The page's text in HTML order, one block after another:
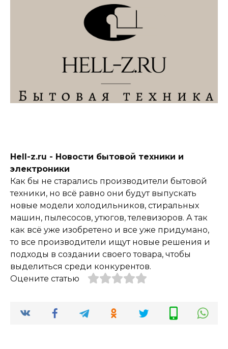
Hell-z.ru - Новости бытовой техники и
электроники
Как бы не старались производители бытовой
техники, но всё равно они будут выпускать
новые модели холодильников, стиральных
машин, пылесосов, утюгов, телевизоров. А так
как всё уже изобретено и все уже придумано,
то все производители ищут новые решения и
подходы в создании своего товара, чтобы
выделиться среди конкурентов.
Оцените статью